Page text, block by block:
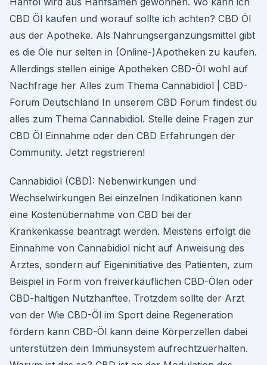
CBD Öl kaufen und worauf sollte ich achten? CBD Öl
aus der Apotheke. Als Nahrungsergänzungsmittel gibt
es die Öle nur selten in (Online-)Apotheken zu kaufen.
Allerdings stellen einige Apotheken CBD-Öl wohl auf
Nachfrage her Alles zum Thema Cannabidiol | CBD-
Forum Deutschland In unserem CBD Forum findest du
alles zum Thema Cannabidiol. Stelle deine Fragen zur
CBD Öl Einnahme oder den CBD Erfahrungen der
Community. Jetzt registrieren!
Cannabidiol (CBD): Nebenwirkungen und
Wechselwirkungen Bei einzelnen Indikationen kann
eine Kostenübernahme von CBD bei der
Krankenkasse beantragt werden. Meistens erfolgt die
Einnahme von Cannabidiol nicht auf Anweisung des
Arztes, sondern auf Eigeninitiative des Patienten, zum
Beispiel in Form von freiverkäuflichen CBD-Ölen oder
CBD-haltigen Nutzhanftee. Trotzdem sollte der Arzt
von der Wie CBD-Öl im Sport deine Regeneration
fördern kann CBD-Öl kann deine Körperzellen dabei
unterstützen dein Immunsystem aufrechtzuerhalten.